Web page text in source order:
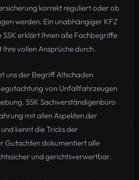
korrekt reguliert oder ob
werden. Ein unabhängiger KFZ
erklärt Ihnen alle Fachbegriffe
vollen Ansprüche durch.
uns der Begriff Altschaden
von Unfallfahrzeugen
SSK Sachverständigenbüro
mit allen Aspekten der
kennt die Tricks der
Gutachten dokumentiert alle
und gerichtsverwertbar.